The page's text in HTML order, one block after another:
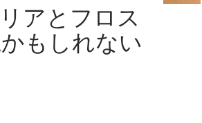
アとフロス
もしれない